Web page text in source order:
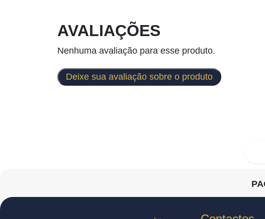
AVALIAÇÕES
Nenhuma avaliação para esse produto.
Deixe sua avaliação sobre o produto